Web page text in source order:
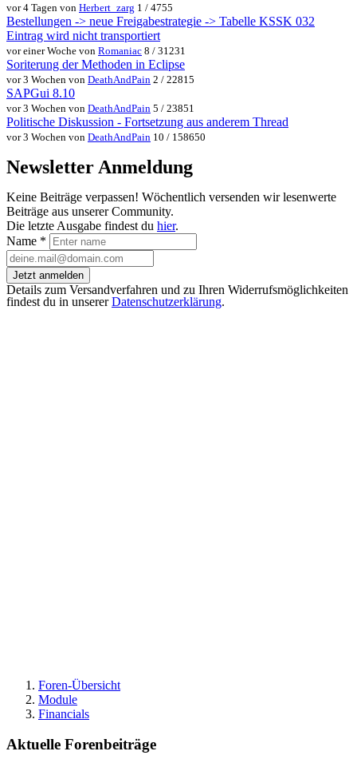
vor 4 Tagen von Herbert_zarg 1 / 4755
Bestellungen -> neue Freigabestrategie -> Tabelle KSSK 032
Eintrag wird nicht transportiert
vor einer Woche von Romaniac 8 / 31231
Soriterung der Methoden in Eclipse
vor 3 Wochen von DeathAndPain 2 / 22815
SAPGui 8.10
vor 3 Wochen von DeathAndPain 5 / 23851
Politische Diskussion - Fortsetzung aus anderem Thread
vor 3 Wochen von DeathAndPain 10 / 158650
Newsletter Anmeldung
Keine Beiträge verpassen! Wöchentlich versenden wir lesenwerte
Beiträge aus unserer Community.
Die letzte Ausgabe findest du hier.
Name *
Jetzt anmelden
Details zum Versandverfahren und zu Ihren Widerrufsmöglichkeiten
findest du in unsererDatenschutzerklärung.
Foren-Übersicht
Module
Financials
Aktuelle Forenbeiträge